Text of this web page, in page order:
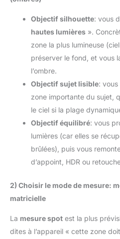
Objectif silhouette: vous
hautes lumières ».
zone la plus lumineuse
préserver le fond, et vous
l’ombre.
Objectif sujet lisible: vous
zone importante du sujet,
le ciel si la plage
Objectif équilibré: vous
lumières (car elles se
brûlées), puis vous
d’appoint, HDR ou
2) Choisir le mode de mesure:
matricielle
La mesure spot est la plus
dites à l’appareil « cette zone